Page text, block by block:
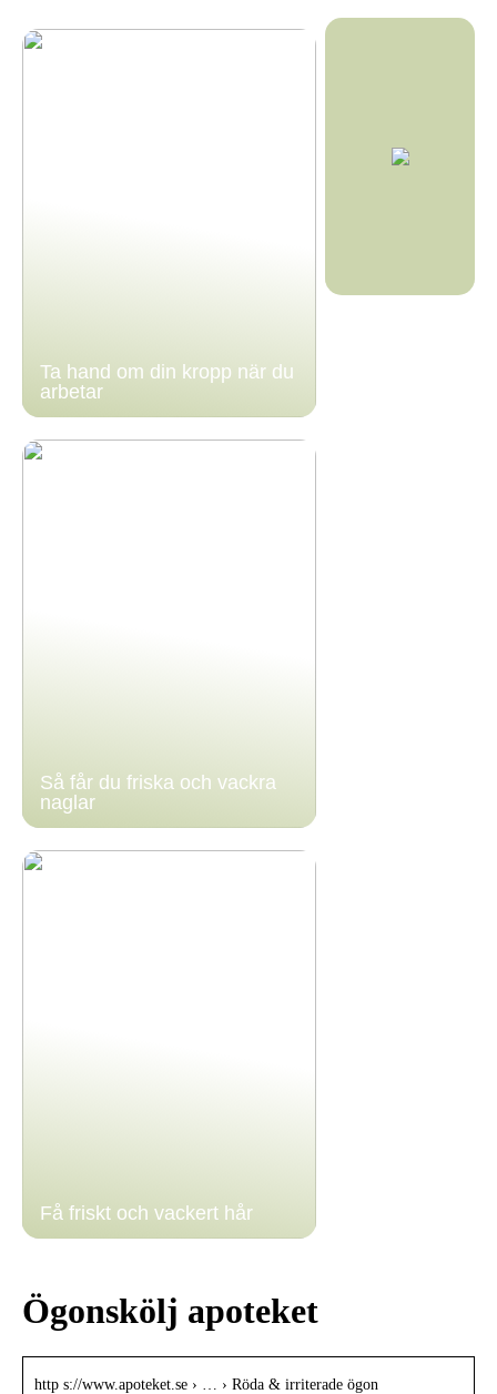
Ta hand om din kropp när du
arbetar
Så får du friska och vackra
naglar
Få friskt och vackert hår
Ögonskölj apoteket
http s://www.apoteket.se › … › Röda & irriterade ögon